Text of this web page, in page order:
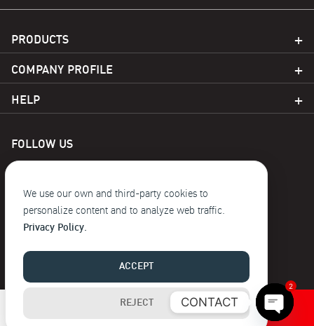
Buy Now
PRODUCTS
COMPANY PROFILE
HELP
FOLLOW US
© 2023 Baoji. reserve the copyright
CONTACT
2
We use our own and third-party cookies to
personalize content and to analyze web traffic.
Privacy Policy.
ACCEPT
REJECT